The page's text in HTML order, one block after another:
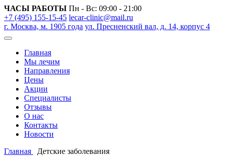
ЧАСЫ РАБОТЫ Пн - Вс: 09:00 - 21:00
+7 (495) 155-15-45 lecar-clinic@mail.ru
г. Москва, м. 1905 года ул. Пресненский вал, д. 14, корпус 4
Главная
Мы лечим
Направления
Цены
Акции
Специалисты
Отзывы
О нас
Контакты
Новости
Главная
Детские заболевания